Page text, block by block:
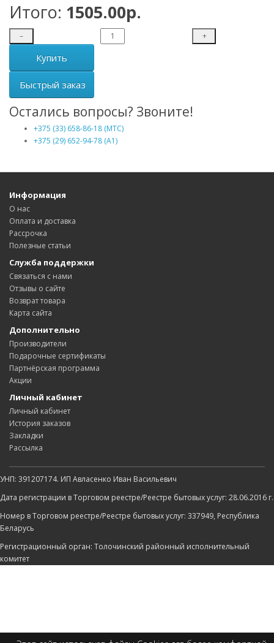
Итого: 1505.00р.
– +
Купить
Быстрый заказ
Остались вопросы? Звоните!
+375 (33) 658-86-18 (МТС)
+375 (29) 652-94-78 (A1)
Информация
О нас
Оплата и доставка
Рассрочка
Полезные статьи
Служба поддержки
Связаться с нами
Отзывы о сайте
Возврат товара
Карта сайта
Дополнительно
Производители
Подарочные сертификаты
Партнёрская программа
Акции
Личный кабинет
Личный кабинет
История заказов
Закладки
Рассылка
УНП: 391207174. ИП Авласенко Иван Васильевич
Дата регистрации в Торговом реестре/Реестре бытовых услуг: 28.06.2016 г.
Номер в Торговом реестре/Реестре бытовых услуг: 337949, Республика
Беларусь
Регистрационный орган: Толочинский районный исполнительный
комитет